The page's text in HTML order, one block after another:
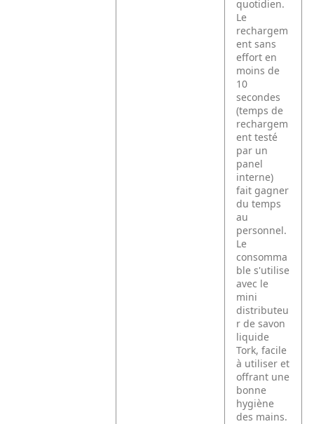
quotidien.
Le
rechargem
ent sans
effort en
moins de
10
secondes
(temps de
rechargem
ent testé
par un
panel
interne)
fait gagner
du temps
au
personnel.
Le
consomma
ble s'utilise
avec le
mini
distributeu
r de savon
liquide
Tork, facile
à utiliser et
offrant une
bonne
hygiène
des mains.